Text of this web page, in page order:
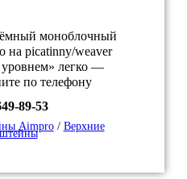
моноблочный
на picatinny/weaver
легко —
по телефону
89-53
Aimpro/ Верхние